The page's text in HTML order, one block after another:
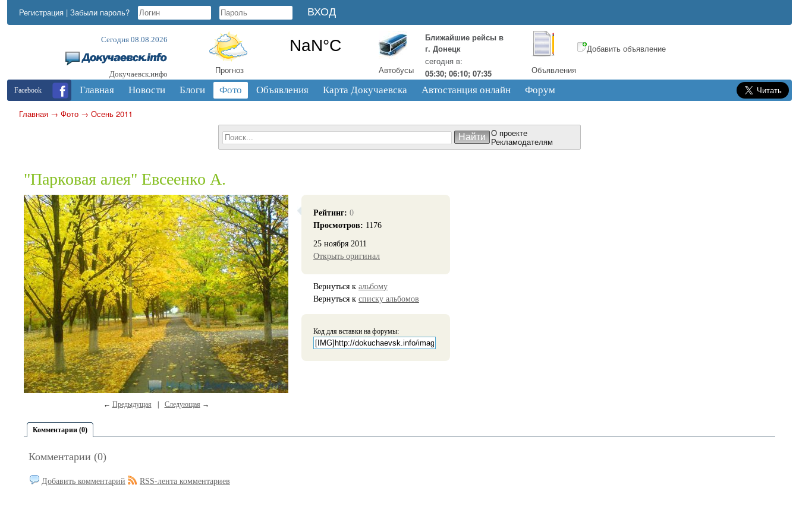
Регистрация | Забыли пароль?
Сегодня 08.08.2026
Докучаевск.инфо Прогноз Автобусы
Ближайшие рейсы в
г. Донецк
сегодня в:
05:30; 06:10; 07:35
Объявления
Добавить объявление
Facebook Главная Новости Блоги Фото Объявления Карта Докучаевска Автостанция онлайн Форум
Главная → Фото → Осень 2011
О проекте
Рекламодателям
"Парковая алея" Евсеенко А.
← Предыдущая Следующая →
Рейтинг: 0
Просмотров: 1176
25 ноября 2011
Открыть оригинал
Вернуться к альбому
Вернуться к списку альбомов
Код для вставки на форумы:
Комментарии (0)
Комментарии (0)
Добавить комментарий RSS-лента комментариев